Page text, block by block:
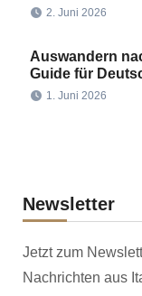
2. Juni 2026
Auswandern
Guide für
1. Juni 2026
Newsletter
Jetzt zum
Nachrichten aus